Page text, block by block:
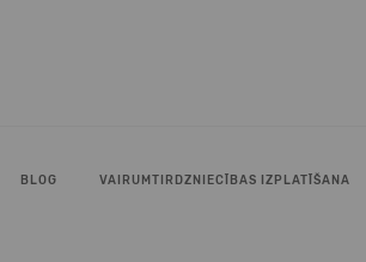
BLOG VAIRUMTIRDZNIECĪBAS IZPLATĪŠANA